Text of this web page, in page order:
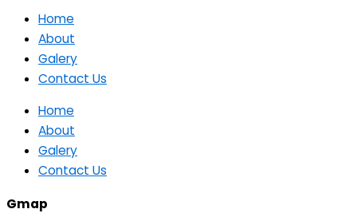
Home
About
Galery
Contact Us
Home
About
Galery
Contact Us
Gmap